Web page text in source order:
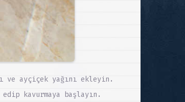
ayçiçek yağını ekleyin.
kavurmaya başlayın.